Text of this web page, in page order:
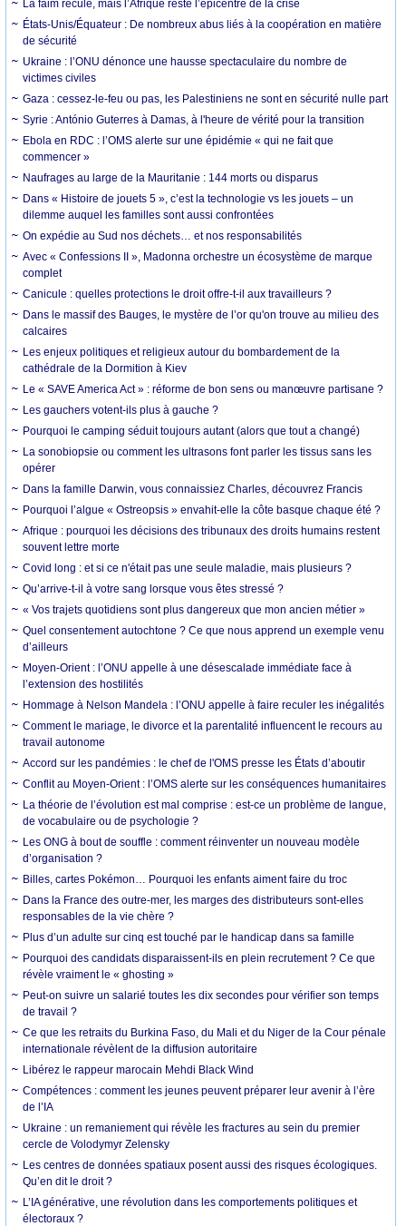
La faim recule, mais l’Afrique reste l’épicentre de la crise
États-Unis/Équateur : De nombreux abus liés à la coopération en matière
de sécurité
Ukraine : l’ONU dénonce une hausse spectaculaire du nombre de
victimes civiles
Gaza : cessez-le-feu ou pas, les Palestiniens ne sont en sécurité nulle part
Syrie : António Guterres à Damas, à l'heure de vérité pour la transition
Ebola en RDC : l’OMS alerte sur une épidémie « qui ne fait que
commencer »
Naufrages au large de la Mauritanie : 144 morts ou disparus
Dans « Histoire de jouets 5 », c’est la technologie vs les jouets – un
dilemme auquel les familles sont aussi confrontées
On expédie au Sud nos déchets… et nos responsabilités
Avec « Confessions II », Madonna orchestre un écosystème de marque
complet
Canicule : quelles protections le droit offre-t-il aux travailleurs ?
Dans le massif des Bauges, le mystère de l’or qu'on trouve au milieu des
calcaires
Les enjeux politiques et religieux autour du bombardement de la
cathédrale de la Dormition à Kiev
Le « SAVE America Act » : réforme de bon sens ou manœuvre partisane ?
Les gauchers votent-ils plus à gauche ?
Pourquoi le camping séduit toujours autant (alors que tout a changé)
La sonobiopsie ou comment les ultrasons font parler les tissus sans les
opérer
Dans la famille Darwin, vous connaissiez Charles, découvrez Francis
Pourquoi l’algue « Ostreopsis » envahit-elle la côte basque chaque été ?
Afrique : pourquoi les décisions des tribunaux des droits humains restent
souvent lettre morte
Covid long : et si ce n'était pas une seule maladie, mais plusieurs ?
Qu’arrive-t-il à votre sang lorsque vous êtes stressé ?
« Vos trajets quotidiens sont plus dangereux que mon ancien métier »
Quel consentement autochtone ? Ce que nous apprend un exemple venu
d’ailleurs
Moyen-Orient : l’ONU appelle à une désescalade immédiate face à
l’extension des hostilités
Hommage à Nelson Mandela : l’ONU appelle à faire reculer les inégalités
Comment le mariage, le divorce et la parentalité influencent le recours au
travail autonome
Accord sur les pandémies : le chef de l'OMS presse les États d’aboutir
Conflit au Moyen-Orient : l’OMS alerte sur les conséquences humanitaires
La théorie de l’évolution est mal comprise : est-ce un problème de langue,
de vocabulaire ou de psychologie ?
Les ONG à bout de souffle : comment réinventer un nouveau modèle
d’organisation ?
Billes, cartes Pokémon… Pourquoi les enfants aiment faire du troc
Dans la France des outre-mer, les marges des distributeurs sont-elles
responsables de la vie chère ?
Plus d’un adulte sur cinq est touché par le handicap dans sa famille
Pourquoi des candidats disparaissent-ils en plein recrutement ? Ce que
révèle vraiment le « ghosting »
Peut-on suivre un salarié toutes les dix secondes pour vérifier son temps
de travail ?
Ce que les retraits du Burkina Faso, du Mali et du Niger de la Cour pénale
internationale révèlent de la diffusion autoritaire
Libérez le rappeur marocain Mehdi Black Wind
Compétences : comment les jeunes peuvent préparer leur avenir à l’ère
de l’IA
Ukraine : un remaniement qui révèle les fractures au sein du premier
cercle de Volodymyr Zelensky
Les centres de données spatiaux posent aussi des risques écologiques.
Qu’en dit le droit ?
L’IA générative, une révolution dans les comportements politiques et
électoraux ?